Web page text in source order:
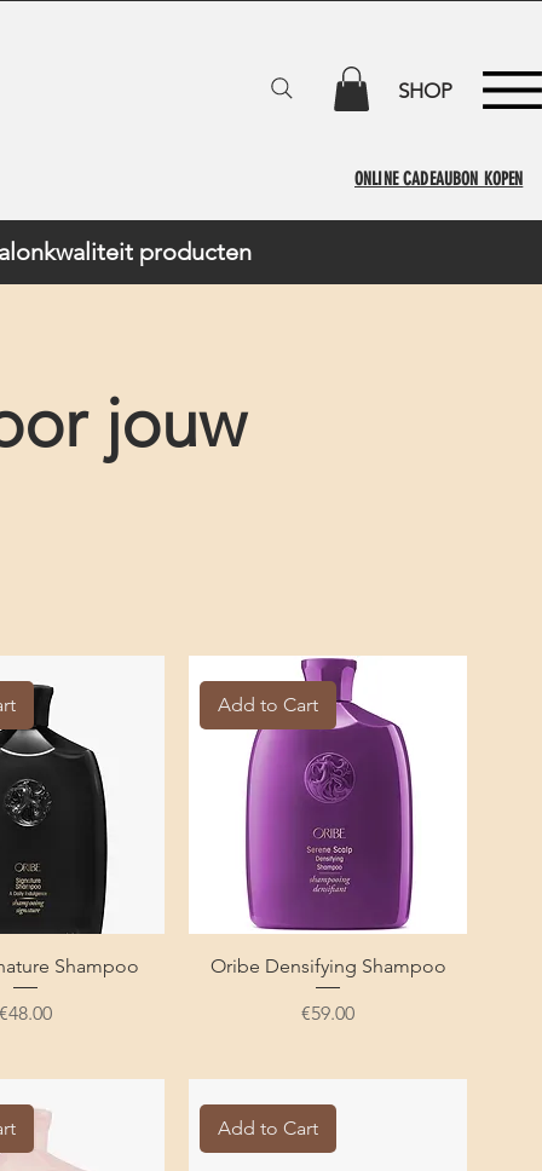
SHOP
ONLINE CADEAUBON KOPEN
producten
jouw
Shampoo
€48.00
Add to Cart
Oribe Densifying Shampoo
Price
€59.00
Add to Cart